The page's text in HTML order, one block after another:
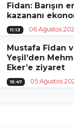
Fidan: Barışın
kazananı
11:13 06 Ağustos
Mustafa Fidan
Yeşil’den
Eker’e ziyaret
15:47 05 Ağustos